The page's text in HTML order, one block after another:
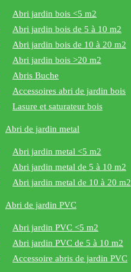
Abri jardin bois <5 m2
Abri jardin bois de 5 à 10 m2
Abri jardin bois de 10 à 20 m2
Abri jardin bois >20 m2
Abris Buche
Accessoires abri de jardin bois
Lasure et saturateur bois
Abri de jardin metal
Abri jardin metal <5 m2
Abri jardin metal de 5 à 10 m2
Abri jardin metal de 10 à 20 m2
Abri de jardin PVC
Abri jardin PVC <5 m2
Abri jardin PVC de 5 à 10 m2
Accessoire abris de jardin PVC